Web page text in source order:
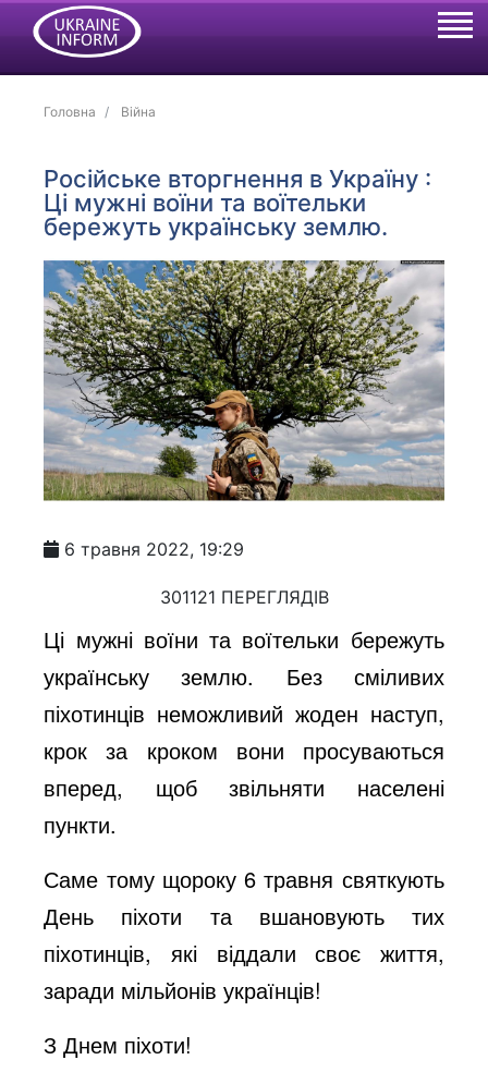
Головна Війна
Російське вторгнення в Україну :
Ці мужні воїни та воїтельки
бережуть українську землю.
6 травня 2022, 19:29
301121 ПЕРЕГЛЯДІВ
Ці мужні воїни та воїтельки бережуть
українську землю. Без сміливих
піхотинців неможливий жоден наступ,
крок за кроком вони просуваються
вперед, щоб звільняти населені
пункти.
Саме тому щороку 6 травня святкують
День піхоти та вшановують тих
піхотинців, які віддали своє життя,
заради мільйонів українців!
З Днем піхоти!